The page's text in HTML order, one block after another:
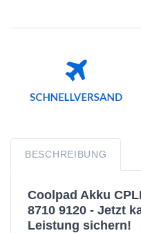
BESCHREIBUNG
Coolpad Akku
8710 9120 - Jetzt
Leistung sichern!